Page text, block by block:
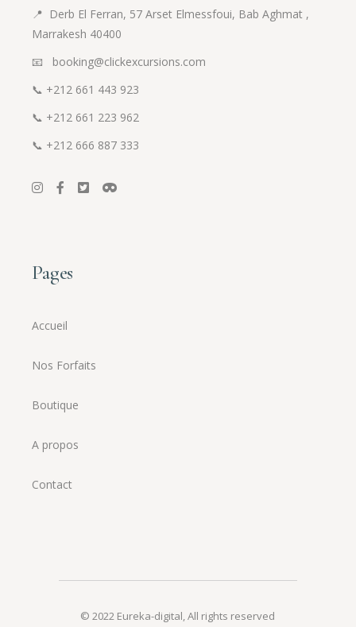
📍 Derb El Ferran, 57 Arset Elmessfoui, Bab Aghmat ,
Marrakesh 40400
📧 booking@clickexcursions.com
📞 +212 661 443 923
📞 +212 661 223 962
📞 +212 666 887 333
Pages
Accueil
Nos Forfaits
Boutique
A propos
Contact
© 2022 Eureka-digital,All rights reserved